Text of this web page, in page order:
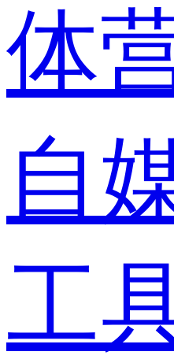
体
自
工